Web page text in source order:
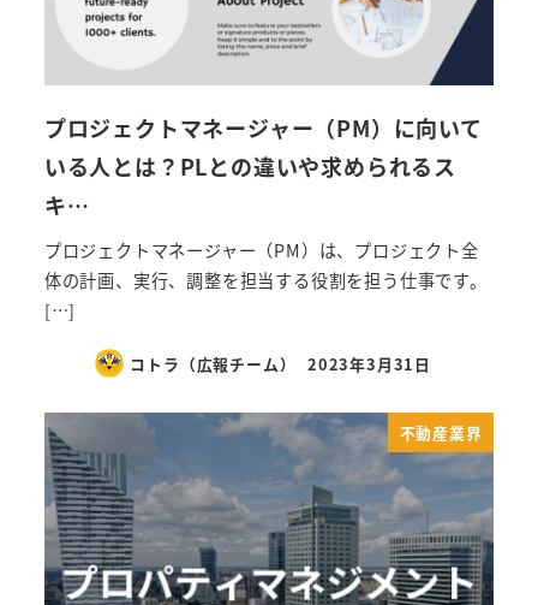
プロジェクトマネージャー（PM）に向いて
いる人とは？PLとの違いや求められるス
キ…
プロジェクトマネージャー（PM）は、プロジェクト全
体の計画、実行、調整を担当する役割を担う仕事です。
[…]
コトラ（広報チーム） 2023年3月31日
不動産業界